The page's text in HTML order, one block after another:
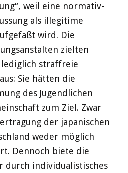
weil eine normativ-
als illegitime
wird. Die
zielten
lediglich straffreie
Sie hätten die
des Jugendlichen
zum Ziel. Zwar
der japanischen
weder möglich
Dennoch biete die
durch individualistisches